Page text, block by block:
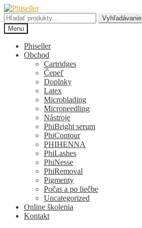
Preskočiť
na
navigáciu
Preskočiť
na
obsah
Hľadať:
Vyhľadávanie
Menu
Phiseller
Obchod
Cartridges
Čepeľ
Doplnky
Latex
Microblading
Microneedling
Nástroje
PhiBright serum
PhiContour
PHIHENNA
PhiLashes
PhiNesse
PhiRemoval
Pigmenty
Počas a po liečbe
Uncategorized
Online školenia
Kontakt